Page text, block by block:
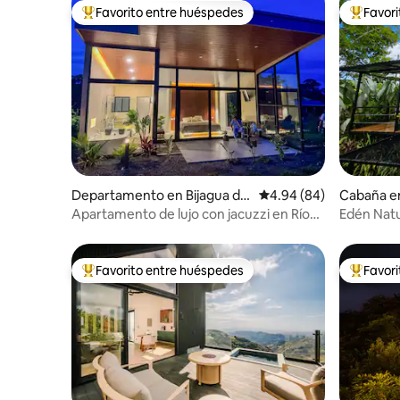
De los mejores en Favorito entre huéspedes
Favorito entre huéspedes
Departamento en Bijagua de
Upala
Calificación promedio:
4.94 (84)
Apartamento de lujo con jacuzzi en Río
De los
Cabaña
Edén
De los mejores en Favorito entre huéspedes
Favorito entre huéspedes De los